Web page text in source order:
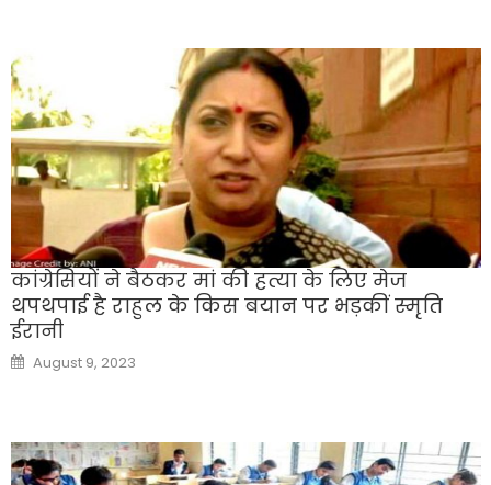
कांग्रेसियों ने बैठकर मां की हत्या के लिए मेज
थपथपाई है राहुल के किस बयान पर भड़कीं स्मृति
ईरानी
Posted
on
August 9, 2023